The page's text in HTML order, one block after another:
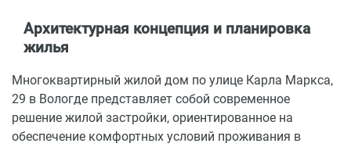
Архитектурная концепция и планировка
жилья
Многоквартирный жилой дом по улице Карла Маркса,
29 в Вологде представляет собой современное
решение жилой застройки, ориентированное на
обеспечение комфортных условий проживания в